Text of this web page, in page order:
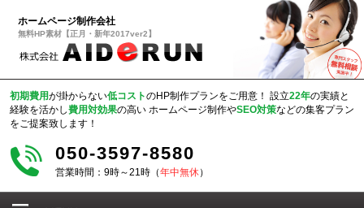
ホームページ制作会社
無料HP素材【正月・新年2017ver2】
初期費用が掛からない低コストのHP制作プランをご用意！ 設立22年の実績と
経験を活かし費用対効果の高い ホームページ制作やSEO対策などの集客プラン
をご提案致します！
050-3597-8580
営業時間：9時～21時（年中無休）